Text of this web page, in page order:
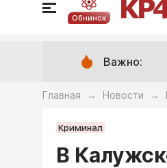
Обнинск
Важно:
Главная → Новости →
Криминал
В